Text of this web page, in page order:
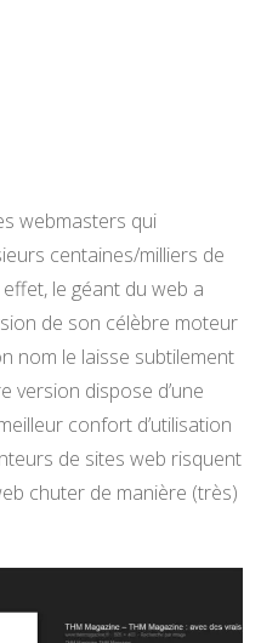
webmasters qui
centaines/milliers de
effet, le géant du web a
de son célèbre moteur
nom le laisse subtilement
version dispose d’une
confort d’utilisation
de sites web risquent
chuter de manière (très)